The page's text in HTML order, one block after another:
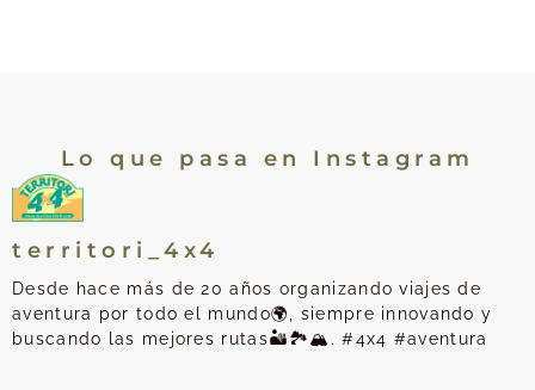
Lo que pasa en Instagram
territori_4x4
Desde hace más de 20 años organizando viajes de
aventura por todo el mundo🌍, siempre innovando y
buscando las mejores rutas🏜️🏞️🏔️. #4x4 #aventura